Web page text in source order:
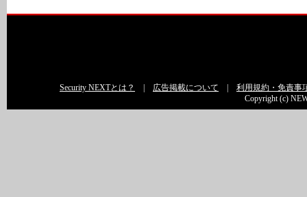
Security NEXTとは？ | 広告掲載について | 利用規約・免責事
Copyright (c)